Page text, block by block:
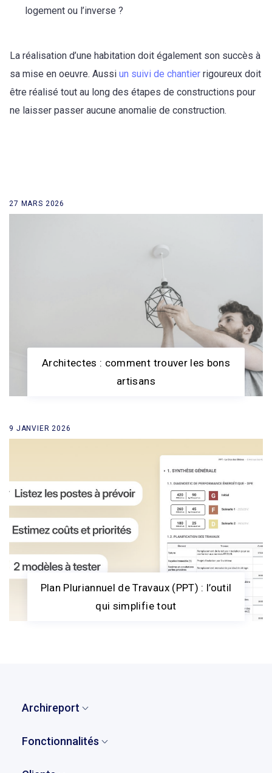
logement ou l’inverse ?
La réalisation d’une habitation doit également son succès à
sa mise en oeuvre. Aussi un suivi de chantier rigoureux doit
être réalisé tout au long des étapes de constructions pour
ne laisser passer aucune anomalie de construction.
retour à la liste des news
27 MARS 2026
Architectes : comment trouver les bons
artisans
9 JANVIER 2026
Plan Pluriannuel de Travaux (PPT) : l’outil
qui simplifie tout
Archireport
Notre histoire
Fonctionnalités